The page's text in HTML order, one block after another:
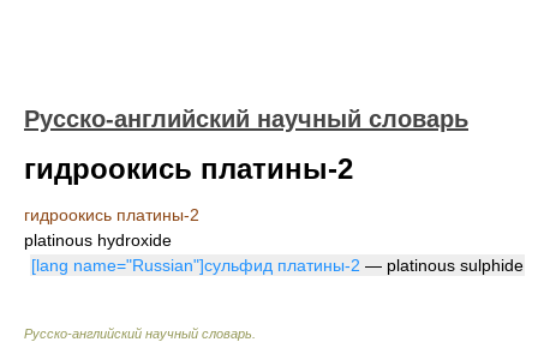
Русско-английский научный словарь
гидроокись платины-2
гидроокись платины-2
platinous hydroxide
[lang name="Russian"]сульфид платины-2 — platinous sulphide
Русско-английский научный словарь